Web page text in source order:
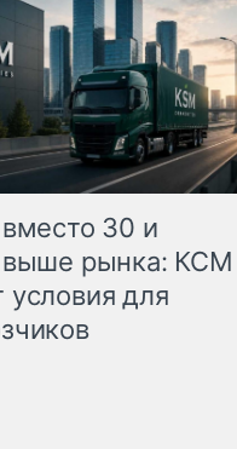
30 и
выше рынка: КСМ
условия для